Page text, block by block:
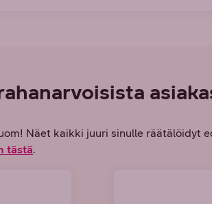
Näet kaikki juuri sinulle räätälöidyt
tästä.